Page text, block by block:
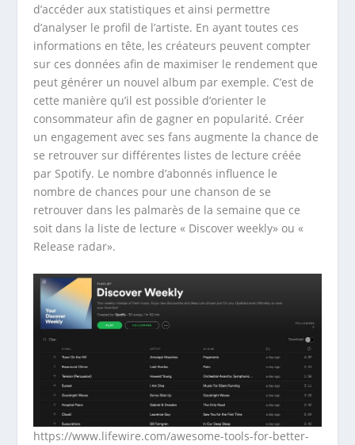
d’accéder aux statistiques et ainsi permettre
d’analyser le profil de l’artiste. En ayant toutes ces
informations en tête, les créateurs peuvent compter
sur ces données afin de maximiser le rendement que
peut générer un nouvel album par exemple. C’est de
cette manière qu’il est possible d’orienter le
consommateur afin de gagner en popularité. Créer
un engagement avec ses fans augmente la chance de
se retrouver sur différentes listes de lecture créée
par Spotify. Le nombre d’abonnés influence le
nombre de chances pour une chanson de se
retrouver dans les palmarès de la semaine que ce
soit dans la liste de lecture « Discover weekly» ou «
Release radar».
https://www.lifewire.com/awesome-tools-for-better-